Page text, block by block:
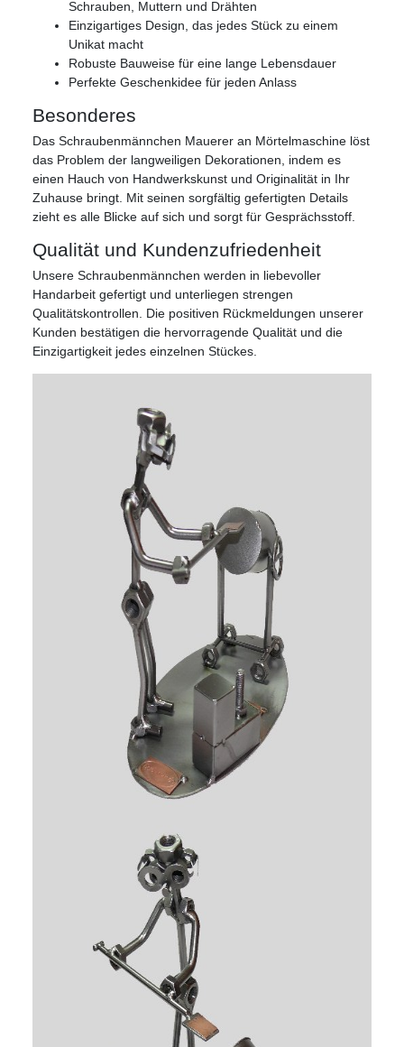
Schrauben, Muttern und Drähten
Einzigartiges Design, das jedes Stück zu einem
Unikat macht
Robuste Bauweise für eine lange Lebensdauer
Perfekte Geschenkidee für jeden Anlass
Besonderes
Das Schraubenmännchen Mauerer an Mörtelmaschine löst
das Problem der langweiligen Dekorationen, indem es
einen Hauch von Handwerkskunst und Originalität in Ihr
Zuhause bringt. Mit seinen sorgfältig gefertigten Details
zieht es alle Blicke auf sich und sorgt für Gesprächsstoff.
Qualität und Kundenzufriedenheit
Unsere Schraubenmännchen werden in liebevoller
Handarbeit gefertigt und unterliegen strengen
Qualitätskontrollen. Die positiven Rückmeldungen unserer
Kunden bestätigen die hervorragende Qualität und die
Einzigartigkeit jedes einzelnen Stückes.